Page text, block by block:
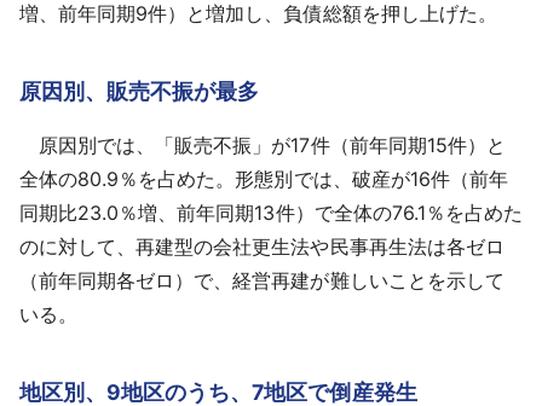
増、前年同期9件）と増加し、負債総額を押し上げた。
原因別、販売不振が最多
原因別では、「販売不振」が17件（前年同期15件）と
全体の80.9％を占めた。形態別では、破産が16件（前年
同期比23.0％増、前年同期13件）で全体の76.1％を占めた
のに対して、再建型の会社更生法や民事再生法は各ゼロ
（前年同期各ゼロ）で、経営再建が難しいことを示して
いる。
地区別、9地区のうち、7地区で倒産発生